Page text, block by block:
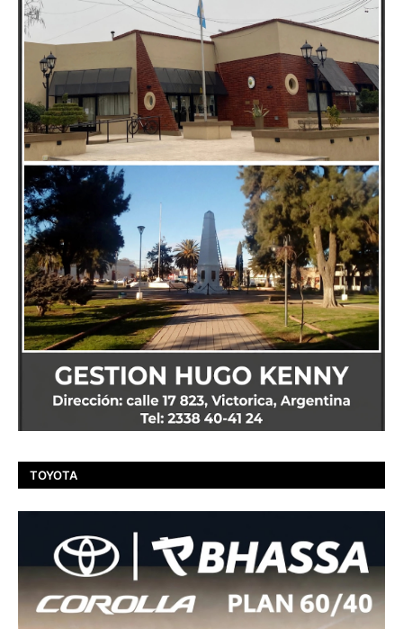
TOYOTA